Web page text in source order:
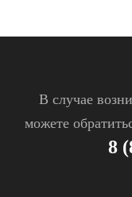
В случае
можете
8